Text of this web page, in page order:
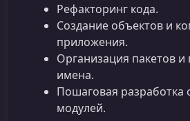
Рефакторинг кода.
Создание объектов и
приложения.
Организация пакетов
имена.
Пошаговая разработка
модулей.